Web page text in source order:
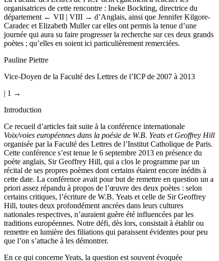
La Faculté des Lettres de l’ICP tient également à féliciter les
organisatrices de cette rencontre : Ineke Bockting, directrice du
département← VII | VIII →d’Anglais, ainsi que Jennifer Kilgore-
Caradec et Elizabeth Muller car elles ont permis la tenue d’une
journée qui aura su faire progresser la recherche sur ces deux grands
Ce recueil d’articles fait suite à la conférence internationale
Voix/voies européennes dans la poésie de W.B. Yeats et Geoffrey Hill
organisée par la Faculté des Lettres de l’Institut Catholique de Paris.
Cette conférence s’est tenue le 6 septembre 2013 en présence du
poète anglais, Sir Geoffrey Hill, qui a clos le programme par un
récital de ses propres poèmes dont certains étaient encore inédits à
cette date. La conférence avait pour but de remettre en question un a
priori assez répandu à propos de l’œuvre des deux poètes : selon
certains critiques, l’écriture de W.B. Yeats et celle de Sir Geoffrey
Hill, toutes deux profondément ancrées dans leurs cultures
nationales respectives, n’auraient guère été influencées par les
traditions européennes. Notre défi, dès lors, consistait à établir ou
remettre en lumière des filiations qui paraissent évidentes pour peu